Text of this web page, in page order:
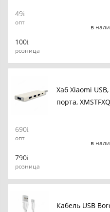
49
опт
100
розница
в
Хаб Xiaomi
порта,
690
опт
790
розница
в
Кабель USB